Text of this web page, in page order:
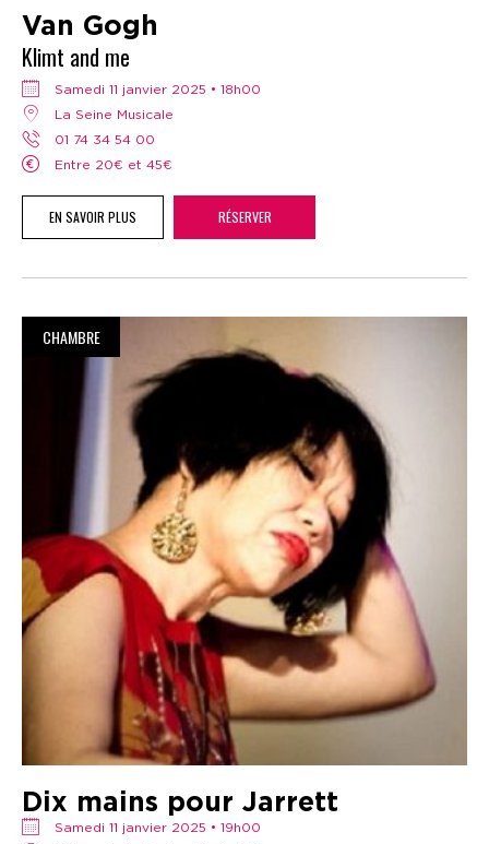
Van Gogh
Klimt and me
samedi 11 janvier 2025 • 18h00
La Seine Musicale
01 74 34 54 00
Entre 20€ et 45€
EN SAVOIR PLUS RÉSERVER
CHAMBRE
Dix mains pour Jarrett
samedi 11 janvier 2025 • 19h00